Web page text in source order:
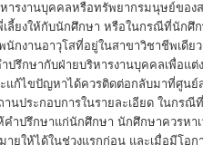
ารงานบุคคลหรือทรัพยากรมนุษย์ของ
ลี้ยงให้กับนักศึกษา หรือในกรณีที่นักศึ
กงานอาวุโสที่อยู่ในสาขาวิชาชีพเดี
ปรึกษากับฝ่ายบริหารงานบุคคลเพื่อแ
ก้ไขปัญหาได้ควรติดต่อกลับมาที่ศูนย์
นประกอบการในรายละเอียด ในกรณี
คำปรึกษาแก่นักศึกษา นักศึกษาควรห
ยให้ได้ในช่วงแรกก่อน และเมื่อมีโอ